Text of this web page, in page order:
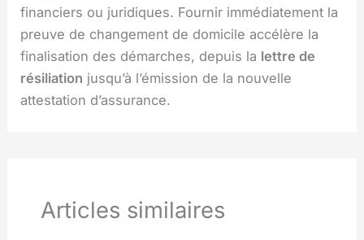
financiers ou juridiques. Fournir immédiatement la
preuve de changement de domicile accélère la
finalisation des démarches, depuis la lettre de
résiliation jusqu’à l’émission de la nouvelle
attestation d’assurance.
Articles similaires